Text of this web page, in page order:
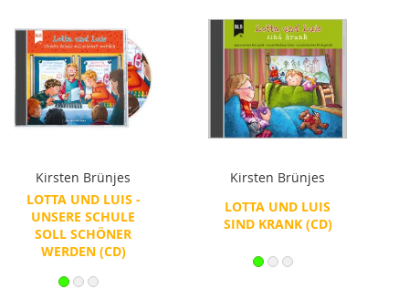
Kirsten Brünjes
LOTTA UND LUIS -
UNSERE SCHULE
SOLL SCHÖNER
WERDEN (CD)
Kirsten Brünjes
LOTTA UND LUIS
SIND KRANK (CD)